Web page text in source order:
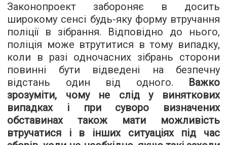
Законопроект забороняє в досить
широкому сенсі будь-яку форму втручання
поліції в зібрання. Відповідно до нього,
поліція може втрутитися в тому випадку,
коли в разі одночасних зібрань сторони
повинні бути відведені на безпечну
відстань один від одного. Важко
зрозуміти, чому не слід у виняткових
випадках і при суворо визначених
обставинах також мати можливість
втручатися і в інших ситуаціях під час